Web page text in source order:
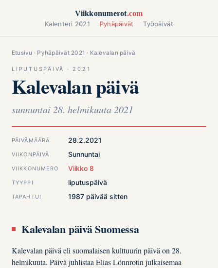
Viikkonumerot.com
Kalenteri 2021 Pyhäpäivät Työpäivät
Etusivu · Pyhäpäivät 2021 · Kalevalan päivä
LIPUTUSPÄIVÄ · 2021
Kalevalan päivä
sunnuntai 28. helmikuuta 2021
PÄIVÄMÄÄRÄ 28.2.2021
VIIKONPÄIVÄ Sunnuntai
VIIKKONUMERO Viikko 8
TYYPPI liputuspäivä
TAPAHTUI 1987 päivää sitten
Kalevalan päivä Suomessa
Kalevalan päivä eli suomalaisen kulttuurin päivä on 28.
helmikuuta. Päivä juhlistaa Elias Lönnrotin julkaisemaa